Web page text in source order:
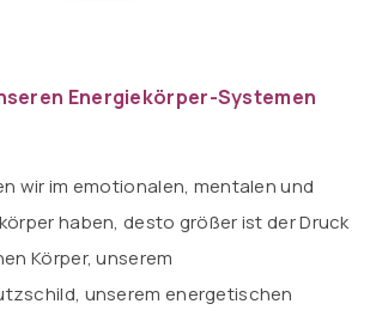
Energiekörper-Systemen
wir im emotionalen, mentalen und
haben, desto größer ist der Druck
Körper, unserem
unserem energetischen